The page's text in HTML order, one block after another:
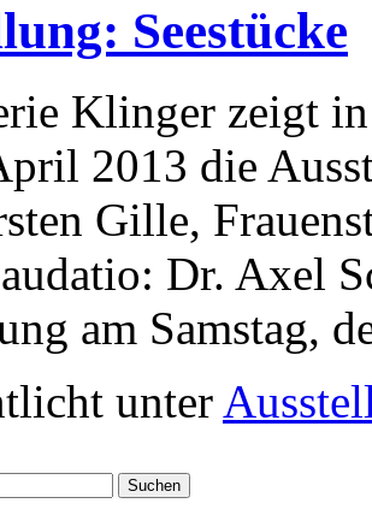
Seestücke
Klinger zeigt
2013 die
Gille,
Dr. Axel
am Samstag,
unter